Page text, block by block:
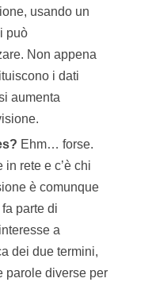
usando un
può
Non appena
i dati
aumenta
Ehm… forse.
rete e c’è chi
è comunque
parte di
a
dei due termini,
parole diverse per